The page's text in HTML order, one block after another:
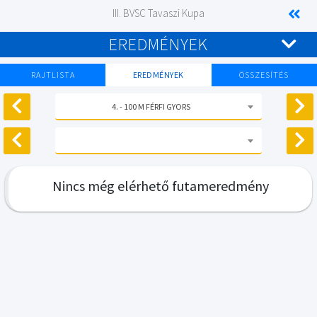
III. BVSC Tavaszi Kupa
EREDMÉNYEK
RAJTLISTA EREDMÉNYEK ÖSSZESÍTÉS
4. - 100 M FÉRFI GYORS
Nincs még elérhető futameredmény